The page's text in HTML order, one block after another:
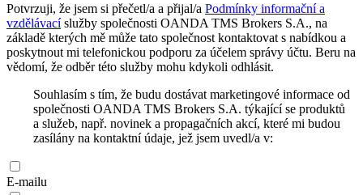
Potvrzuji, že jsem si přečetl/a a přijal/a Podmínky informační a
vzdělávacíslužby společnosti OANDA TMS Brokers S.A., na
základě kterých mě může tato společnost kontaktovat s nabídkou a
poskytnout mi telefonickou podporu za účelem správy účtu. Beru na
vědomí, že odběr této služby mohu kdykoli odhlásit.
Souhlasím s tím, že budu dostávat marketingové informace od
společnosti OANDA TMS Brokers S.A. týkající se produktů
a služeb, např. novinek a propagačních akcí, které mi budou
zasílány na kontaktní údaje, jež jsem uvedl/a v:
E-mailu